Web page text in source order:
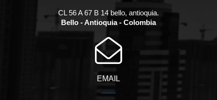
CL 56 A 67 B 14 bello, antioquia.
Bello - Antioquia - Colombia
EMAIL